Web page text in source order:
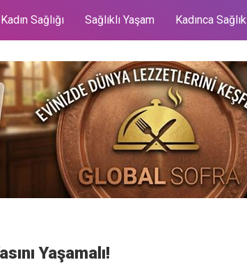
Kadın Sağlığı Sağlıklı Yaşam Kadınca Sağlık
Yaşamalı!